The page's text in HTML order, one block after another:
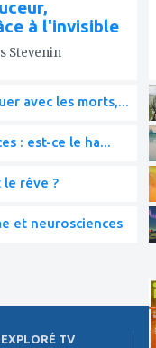
à l'invisible
Stevenin
avec les morts,...
: est-ce le ha...
rêve ?
et neurosciences
TV